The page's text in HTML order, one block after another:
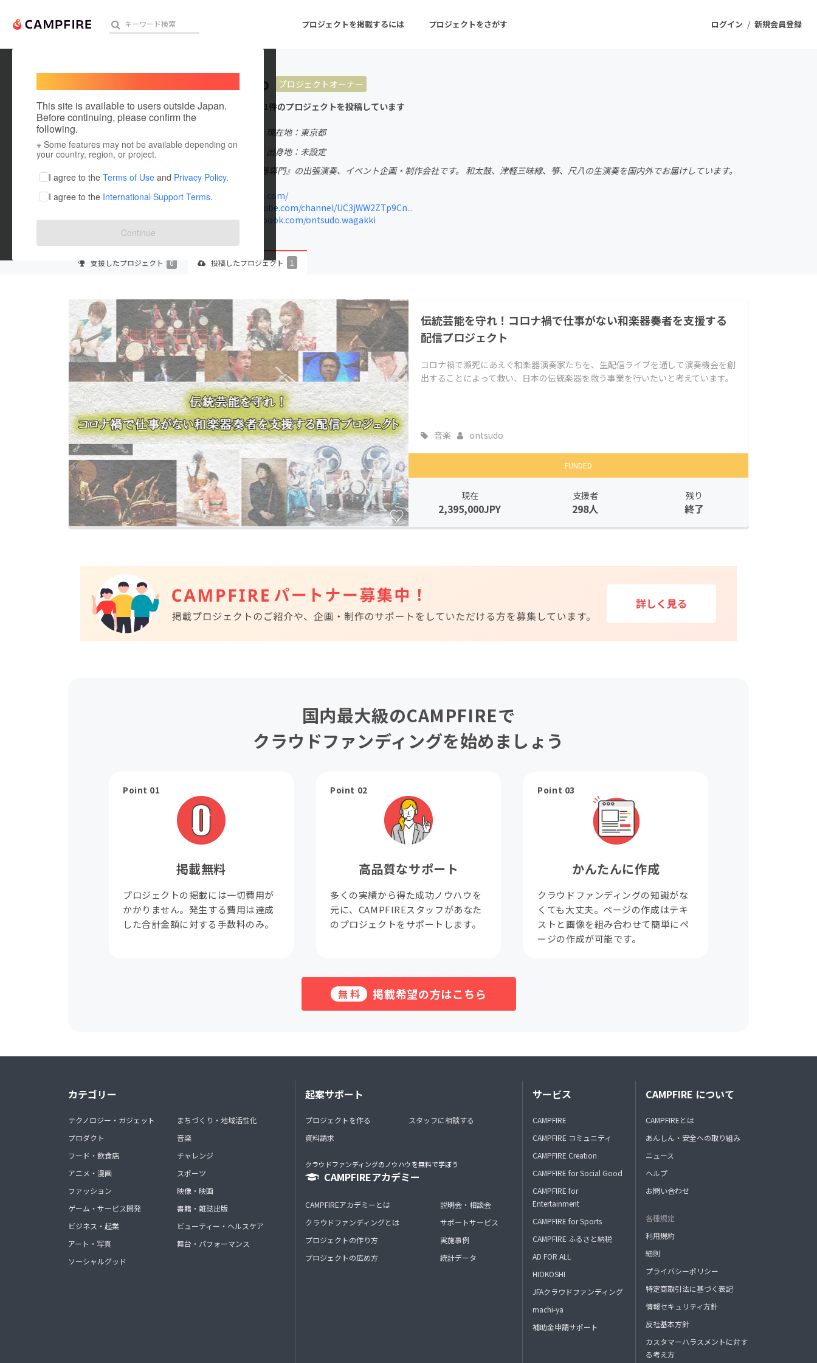
ログイン / 新規会員登録
プロジェクトを掲載するには プロジェクトをさがす
人気のプロジェクト 注目のリターン 注目の新着プロジェクト
アート・写真 音楽
テクノロジー・ガジェット
ゲーム・サービス開発 フード・飲食店
ファッション
映像・映画
ビジネス・起業
チャレンジ
まちづくり・地域活性化
CAMPFIREふるさと納税
This site is available to users outside Japan.
Before continuing, please confirm the
following.
※ Some features may not be available depending on
your country, region, or project.
I agree to the Terms of Use and Privacy Policy.
I agree to the International Support Terms.
Continue
ontsudo
プロジェクトオーナー
これまでに1件のプロジェクトを投稿しています
現在地：東京都
出身国：日本
出身地：未設定
弊社は『和楽器専門』の出張演奏、イベント企画・制作会社です。 和太鼓、津軽三味線、箏、尺八の生演奏を国内外でお届けしています。
on-tsu-do.com/
www.youtube.com/channel/UC3jWW2ZTp9Cn...
www.facebook.com/ontsudo.wagakki
支援したプロジェクト 0 投稿したプロジェクト 1
伝統芸能を守れ！コロナ禍で仕事がない和楽器奏者を支援する
配信プロジェクト
コロナ禍で瀕死にあえぐ和楽器演奏家たちを、生配信ライブを通して演奏機会を創
出することによって救い、日本の伝統楽器を救う事業を行いたいと考えています。
音楽 ontsudo
FUNDED
現在
2,395,000JPY
支援者
298人
残り
終了
国内最大級のCAMPFIREで
クラウドファンディングを始めましょう
Point 01
掲載無料
プロジェクトの掲載には一切費用が
かかりません。発生する費用は達成
した合計金額に対する手数料のみ。
Point 02
高品質なサポート
多くの実績から得た成功ノウハウを
元に、CAMPFIREスタッフがあなた
のプロジェクトをサポートします。
Point 03
かんたんに作成
クラウドファンディングの知識がな
くても大丈夫。ページの作成はテキ
ストと画像を組み合わせて簡単にペ
ージの作成が可能です。
無料 掲載希望の方はこちら
カテゴリー
テクノロジー・ガジェット
プロダクト
フード・飲食店
アニメ・漫画
ファッション
ゲーム・サービス開発
ビジネス・起業
アート・写真
ソーシャルグッド
まちづくり・地域活性化
音楽
チャレンジ
スポーツ
映像・映画
書籍・雑誌出版
ビューティー・ヘルスケア
舞台・パフォーマンス
起案サポート
プロジェクトを作る
資料請求
スタッフに相談する
クラウドファンディングのノウハウを無料で学ぼう
CAMPFIREアカデミー
CAMPFIREアカデミーとは
クラウドファンディングとは
プロジェクトの作り方
プロジェクトの広め方
説明会・相談会
サポートサービス
実施事例
統計データ
サービス
CAMPFIRE
CAMPFIRE コミュニティ
CAMPFIRE Creation
CAMPFIRE for Social Good
CAMPFIRE for
Entertainment
CAMPFIRE for Sports
CAMPFIRE ふるさと納税
AD FOR ALL
HIOKOSHI
JFAクラウドファンディング
machi-ya
補助金申請サポート
CAMPFIRE について
CAMPFIREとは
あんしん・安全への取り組み
ニュース
ヘルプ
お問い合わせ
各種規定
利用規約
細則
プライバシーポリシー
特定商取引法に基づく表記
情報セキュリティ方針
反社基本方針
カスタマーハラスメントに対す
る考え方